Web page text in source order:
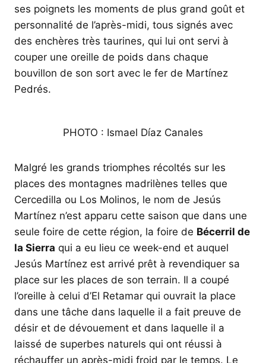
ses poignets les moments de plus grand goût et
personnalité de l’après-midi, tous signés avec
des enchères très taurines, qui lui ont servi à
couper une oreille de poids dans chaque
bouvillon de son sort avec le fer de Martínez
Pedrés.
PHOTO : Ismael Díaz Canales
Malgré les grands triomphes récoltés sur les
places des montagnes madrilènes telles que
Cercedilla ou Los Molinos, le nom de Jesús
Martínez n’est apparu cette saison que dans une
seule foire de cette région, la foire de Bécerril de
la Sierra qui a eu lieu ce week-end et auquel
Jesús Martínez est arrivé prêt à revendiquer sa
place sur les places de son terrain. Il a coupé
l’oreille à celui d’El Retamar qui ouvrait la place
dans une tâche dans laquelle il a fait preuve de
désir et de dévouement et dans laquelle il a
laissé de superbes naturels qui ont réussi à
réchauffer un après-midi froid par le temps. Le